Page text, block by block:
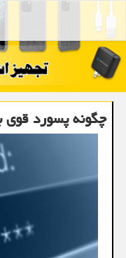
چگونه پسورد قوی